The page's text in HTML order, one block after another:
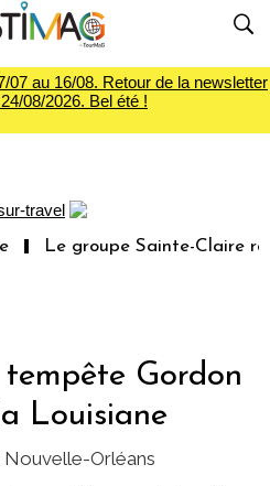
07 au 16/08. Retour de la newsletter
08/2026. Bel été !
Le groupe Sainte-Claire
Gordon
Louisiane
Nouvelle-Orléans